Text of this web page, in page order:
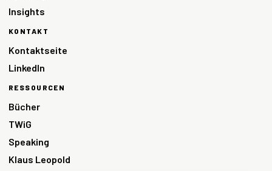
Insights
KONTAKT
Kontaktseite
LinkedIn
RESSOURCEN
Bücher
TWiG
Speaking
Klaus Leopold